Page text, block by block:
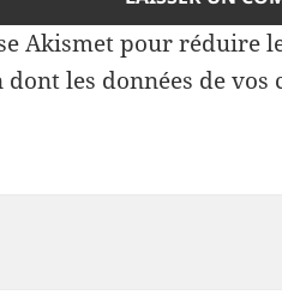
Akismet pour réduire
dont les données de